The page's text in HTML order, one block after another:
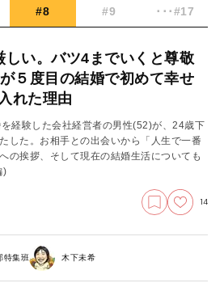
#8 #9 ･･･#17
しい。バツ4までいくと尊敬
５度目の結婚で初めて幸せ
れた理由
経験した会社経営者の男性(52)が、24歳下
した。お相手との出会いから「人生で一番
の挨拶、そして現在の結婚生活についても
)
14
特集班 木下未希